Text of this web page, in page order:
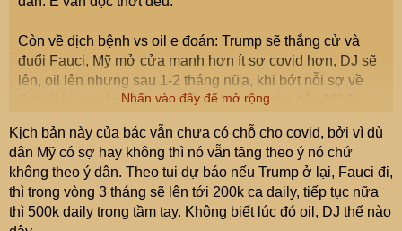
P/S : chúng ta tin rằng Potus thắng cử, bởi người ủng hộ
thèm trả lời các cuộc thăm dò dư luận nên kết quả đã bị
sai lệch vì suporter của mr Biden ưa nói, còn
cheerleading của Potus lại thủ khẩu như bình
Còn về dịch bệnh vs oil e đoán: Trump sẽ thắng cử và
đuổi Fauci, Mỹ mở cửa mạnh hơn ít sợ covid hơn, DJ sẽ
lên, oil lên nhưng sau 1-2 tháng nữa, khi bớt nỗi sợ về
đợt tái bùng phát 3, bơm thêm stimulus cho dân Mỹ ăn
khi tồn kho giảm
Nhấn vào đây để mở rộng...
Kịch bản này của bác vẫn chưa có chỗ cho covid, bởi vì dù
dân Mỹ có sợ hay không thì nó vẫn tăng theo ý nó chứ
không theo ý dân. Theo tui dự báo nếu Trump ở lại, Fauci đi,
thì trong vòng 3 tháng sẽ lên tới 200k ca daily, tiếp tục nữa
thì 500k daily trong tầm tay. Không biết lúc đó oil, DJ thế nào